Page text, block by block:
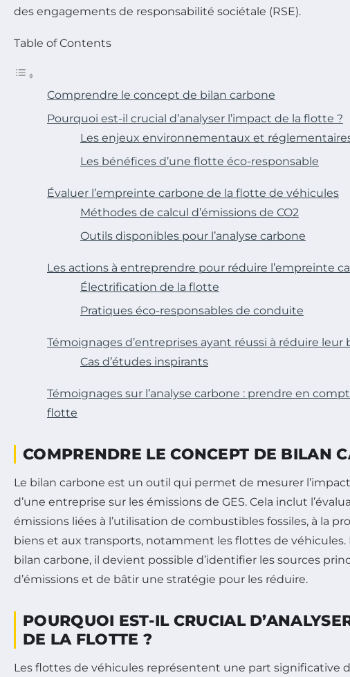
des engagements de responsabilité sociétale (RSE).
Table of Contents
Comprendre le concept de bilan carbone
Pourquoi est-il crucial d’analyser l’impact de la flotte ?
Les enjeux environnementaux et
Les bénéfices d’une flotte éco-responsable
Évaluer l’empreinte carbone de la flotte de véhicules
Méthodes de calcul d’émissions de CO2
Outils disponibles pour l’analyse carbone
Les actions à entreprendre pour réduire l’empreinte
Électrification de la flotte
Pratiques éco-responsables de conduite
Témoignages d’entreprises ayant réussi à réduire leur
Cas d’études inspirants
Témoignages sur l’analyse carbone : prendre en
flotte
COMPRENDRE LE CONCEPT DE BILAN
Le bilan carbone est un outil qui permet de mesurer
d’une entreprise sur les émissions de GES. Cela inclut
émissions liées à l’utilisation de combustibles fossiles, à la
biens et aux transports, notamment les flottes de véhicules.
bilan carbone, il devient possible d’identifier les sources
d’émissions et de bâtir une stratégie pour les réduire.
POURQUOI EST-IL CRUCIAL
DE LA FLOTTE ?
Les flottes de véhicules représentent une part significative